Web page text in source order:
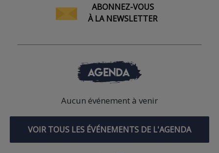
ABONNEZ-VOUS
À LA NEWSLETTER
AGENDA
Aucun événement à venir
VOIR TOUS LES ÉVÉNEMENTS DE L'AGENDA